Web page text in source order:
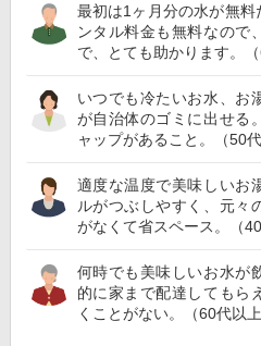
最初は1ヶ月分の水が無
ンタル料金も無料なので
で、とても助かります。（
いつでも冷たいお水、お
が自治体のゴミに出せる
ャップがあること。（50代
適度な温度で美味しいお
ルがつぶしやすく、元々
がなくて省スペース。（40
何時でも美味しいお水が
的に家まで配達してもら
くことがない。（60代以上